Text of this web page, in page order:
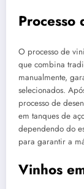
Processo
O processo de
que combina
manualmente,
selecionados.
processo de
em tanques de
dependendo do
para garantir a
Vinhos